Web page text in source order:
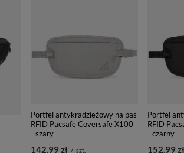
Portfel antykradzieżowy na pas
RFID Pacsafe Coversafe X100
- szary
142,99 zł / szt.
Portfel
RFID
- czarny
152,99 zł